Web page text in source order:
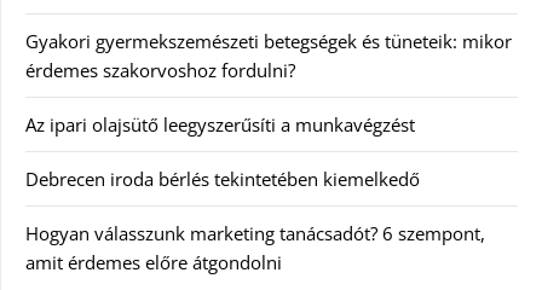
Gyakori gyermekszemészeti betegségek és tüneteik: mikor
érdemes szakorvoshoz fordulni?
Az ipari olajsütő leegyszerűsíti a munkavégzést
Debrecen iroda bérlés tekintetében kiemelkedő
Hogyan válasszunk marketing tanácsadót? 6 szempont,
amit érdemes előre átgondolni